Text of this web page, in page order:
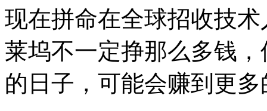
现在拼命在全球招收技
莱坞不一定挣那么多钱
的日子，可能会赚到更